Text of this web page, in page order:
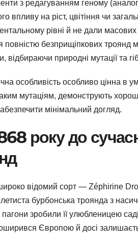
з редагуванням геному
впливу на ріст, цвітіння чи
рівні й не дали
повністю безприщіпкових троянд
відбираючи природні мутації та
особливість особливо цінна в
мутаціям, демонструють
мінімальний догляд.
року до
відомий сорт — Zéphirine
бурбонська троянда з
пагони зробили її улюбленицею
Європою й досі